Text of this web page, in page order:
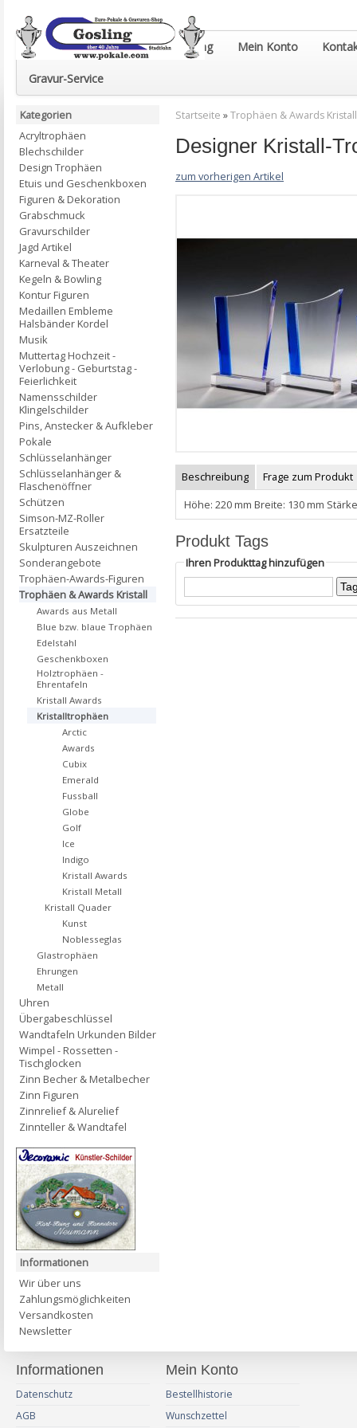
Euro-Pokale & Gravur-Shop Gosling Mein Konto
Gravur-Service
Startseite »Trophäen & Awards Kristall
Designer Kristall-
zum vorherigen Artikel
Beschreibung
Frage zum Produkt
Höhe: 220 mm Breite: 130 mm
Produkt Tags
Ihren Produkttag hinzufügen
Kategorien
Acryltrophäen
Blechschilder
Design Trophäen
Etuis und Geschenkboxen
Figuren & Dekoration
Grabschmuck
Gravurschilder
Jagd Artikel
Karneval & Theater
Kegeln & Bowling
Kontur Figuren
Medaillen Embleme
Halsbänder Kordel
Musik
Muttertag Hochzeit -
Verlobung - Geburtstag -
Feierlichkeit
Namensschilder
Klingelschilder
Pins, Anstecker & Aufkleber
Pokale
Schlüsselanhänger
Schlüsselanhänger &
Flaschenöffner
Schützen
Simson-MZ-Roller
Ersatzteile
Skulpturen Auszeichnen
Sonderangebote
Trophäen-Awards-Figuren
Trophäen & Awards Kristall
Awards aus Metall
Blue bzw. blaue Trophäen
Edelstahl
Geschenkboxen
Holztrophäen -
Ehrentafeln
Kristall Awards
Kristalltrophäen
Arctic
Awards
Cubix
Emerald
Fussball
Globe
Golf
Ice
Indigo
Kristall Awards
Kristall Metall
Kristall Quader
Kunst
Noblesseglas
Glastrophäen
Ehrungen
Metall
Uhren
Übergabeschlüssel
Wandtafeln Urkunden Bilder
Wimpel - Rossetten -
Tischglocken
Zinn Becher & Metalbecher
Zinn Figuren
Zinnrelief & Alurelief
Zinnteller & Wandtafel
Informationen
Wir über uns
Zahlungsmöglichkeiten
Versandkosten
Newsletter
Informationen
Datenschutz
AGB
Mein Konto
Bestellhistorie
Wunschzettel